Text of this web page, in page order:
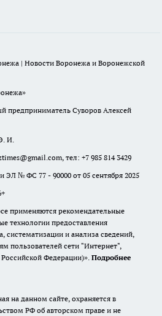
| Новости Воронежа и Воронежской
предприниматель Суворов Алексей
И.
тел: +7 985 814 3429
ЭЛ № ФС 77 - 90000 от 05 сентября 2025
применяются рекомендательные
технологии предоставления
систематизации и анализа сведений,
пользователей сети "Интернет",
Федерации)». Подробнее
на данном сайте, охраняется в
РФ об авторском праве и не